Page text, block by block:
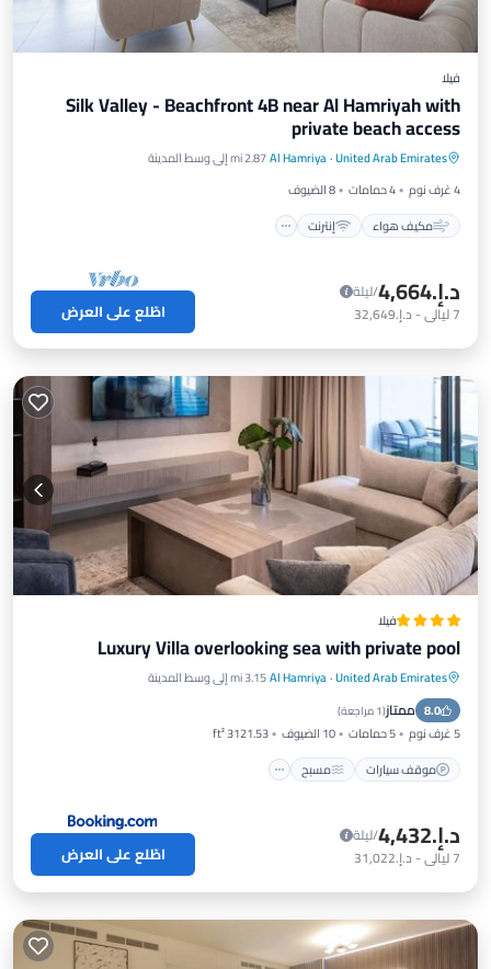
فيلا
Silk Valley - Beachfront 4B near Al Hamriyah with
private beach access
United Arab Emirates
·
Al Hamriya2.87 mi إلى وسط المدينة
4 غرف نوم
4 حمامات
8 الضيوف
مكيف هواء
إنترنت
مكيف هواء
غسيل ملابس
د.إ.‏4,664
/ليلة
7ليالي- د.إ.‏32,649 اطّلع على العرض
فيلا
Luxury Villa overlooking sea with private pool
United Arab Emirates
·
Al Hamriya3.15 mi إلى وسط المدينة
8.0 ممتاز(1 مراجعة )
5 غرف نوم 5 حمامات 10 الضيوف
3121.53 ft²
موقف سيارات
مسبح
موقف سيارات مسبح
شرفة / تراس
إطلالة
د.إ.‏4,432
/ليلة
7ليالي- د.إ.‏31,022 اطّلع على العرض